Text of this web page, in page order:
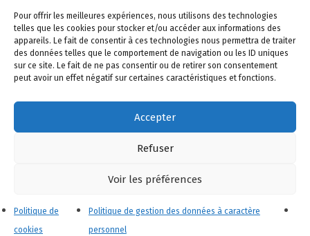
Chat avec C'LIA ?
Catalogue des démarches
Suivre ma démarche
Mon compte
Nous contacter
Mentions légales
Données personnelles
Gestion des cookies
Pour offrir les meilleures expériences, nous utilisons des technologies
telles que les cookies pour stocker et/ou accéder aux informations des
appareils. Le fait de consentir à ces technologies nous permettra de traiter
des données telles que le comportement de navigation ou les ID uniques
sur ce site. Le fait de ne pas consentir ou de retirer son consentement
peut avoir un effet négatif sur certaines caractéristiques et fonctions.
Accepter
Refuser
Voir les préférences
Politique de
cookies
Politique de gestion des données à caractère
personnel